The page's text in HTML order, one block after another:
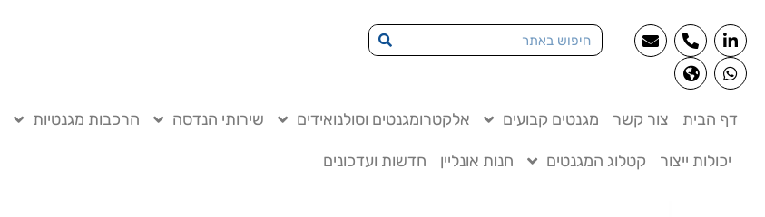
דף הבית צור קשר מגנטים קבועים אלקטרומגנטים וסולנואידים שירותי הנדסה הרכבות מגנטיות
יכולות ייצור קטלוג המגנטים חנות אונליין חדשות ועדכונים